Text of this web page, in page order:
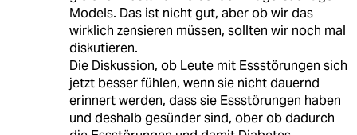
Models. Das ist nicht gut, aber ob wir das
wirklich zensieren müssen, sollten wir noch mal
diskutieren.
Die Diskussion, ob Leute mit Essstörungen sich
jetzt besser fühlen, wenn sie nicht dauernd
erinnert werden, dass sie Essstörungen haben
und deshalb gesünder sind, ober ob dadurch